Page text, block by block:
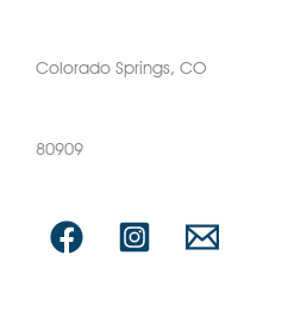
Colorado Springs, CO
80909